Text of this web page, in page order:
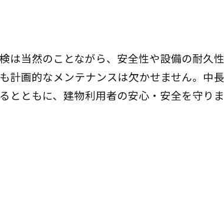
は当然のことながら、安全性や設備の耐久
計画的なメンテナンスは欠かせません。中
とともに、建物利用者の安心・安全を守りま